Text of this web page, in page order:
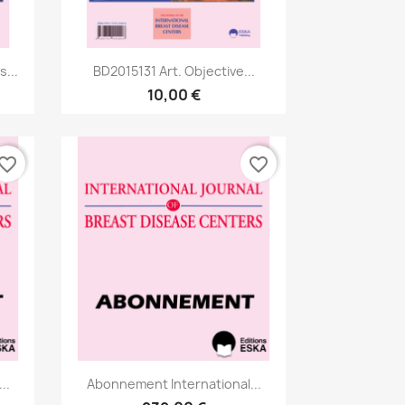
Aperçu rapide
BD2015131 Art. Objective...
10,00 €
Aperçu rapide
Abonnement International...
favorite_border